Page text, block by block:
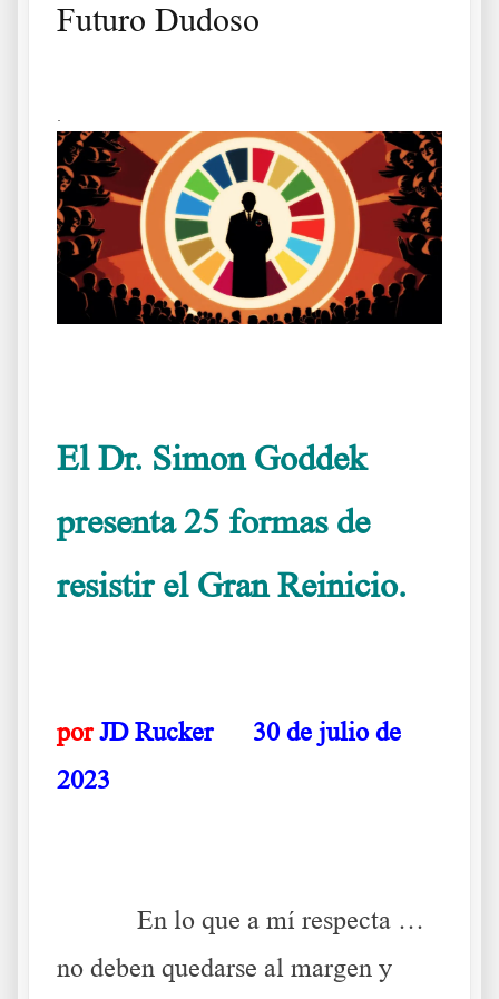
El Dr. Simon Goddek
presenta 25 formas de
resistir el Gran Reinicio.
porJD Rucker
30 de julio de
2023
En lo que a mí respecta …
no deben quedarse al margen y